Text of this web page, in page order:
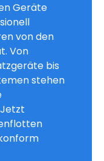
Geräte
von den
Von
bis
stehen